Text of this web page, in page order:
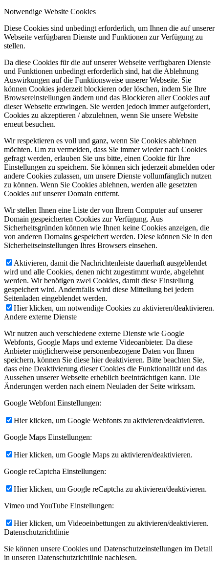
Notwendige Website Cookies
Diese Cookies sind unbedingt erforderlich, um Ihnen die auf unserer
Webseite verfügbaren Dienste und Funktionen zur Verfügung zu
stellen.
Da diese Cookies für die auf unserer Webseite verfügbaren Dienste
und Funktionen unbedingt erforderlich sind, hat die Ablehnung
Auswirkungen auf die Funktionsweise unserer Webseite. Sie
können Cookies jederzeit blockieren oder löschen, indem Sie Ihre
Browsereinstellungen ändern und das Blockieren aller Cookies auf
dieser Webseite erzwingen. Sie werden jedoch immer aufgefordert,
Cookies zu akzeptieren / abzulehnen, wenn Sie unsere Website
erneut besuchen.
Wir respektieren es voll und ganz, wenn Sie Cookies ablehnen
möchten. Um zu vermeiden, dass Sie immer wieder nach Cookies
gefragt werden, erlauben Sie uns bitte, einen Cookie für Ihre
Einstellungen zu speichern. Sie können sich jederzeit abmelden oder
andere Cookies zulassen, um unsere Dienste vollumfänglich nutzen
zu können. Wenn Sie Cookies ablehnen, werden alle gesetzten
Cookies auf unserer Domain entfernt.
Wir stellen Ihnen eine Liste der von Ihrem Computer auf unserer
Domain gespeicherten Cookies zur Verfügung. Aus
Sicherheitsgründen können wie Ihnen keine Cookies anzeigen, die
von anderen Domains gespeichert werden. Diese können Sie in den
Sicherheitseinstellungen Ihres Browsers einsehen.
Aktivieren, damit die Nachrichtenleiste dauerhaft ausgeblendet
wird und alle Cookies, denen nicht zugestimmt wurde, abgelehnt
werden. Wir benötigen zwei Cookies, damit diese Einstellung
gespeichert wird. Andernfalls wird diese Mitteilung bei jedem
Seitenladen eingeblendet werden.
Hier klicken, um notwendige Cookies zu aktivieren/deaktivieren.
Andere externe Dienste
Wir nutzen auch verschiedene externe Dienste wie Google
Webfonts, Google Maps und externe Videoanbieter. Da diese
Anbieter möglicherweise personenbezogene Daten von Ihnen
speichern, können Sie diese hier deaktivieren. Bitte beachten Sie,
dass eine Deaktivierung dieser Cookies die Funktionalität und das
Aussehen unserer Webseite erheblich beeinträchtigen kann. Die
Änderungen werden nach einem Neuladen der Seite wirksam.
Google Webfont Einstellungen:
Hier klicken, um Google Webfonts zu aktivieren/deaktivieren.
Google Maps Einstellungen:
Hier klicken, um Google Maps zu aktivieren/deaktivieren.
Google reCaptcha Einstellungen:
Hier klicken, um Google reCaptcha zu aktivieren/deaktivieren.
Vimeo und YouTube Einstellungen:
Hier klicken, um Videoeinbettungen zu aktivieren/deaktivieren.
Datenschutzrichtlinie
Sie können unsere Cookies und Datenschutzeinstellungen im Detail
in unseren Datenschutzrichtlinie nachlesen.